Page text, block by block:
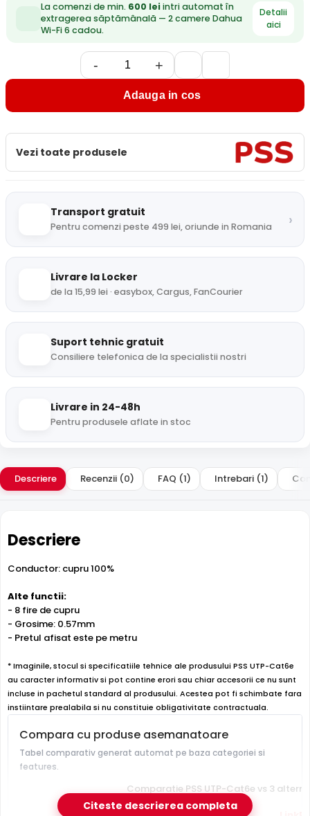
La comenzi de min. 600 leiintri automat în
extragerea săptămânală — 2 camere Dahua
Wi-Fi 6 cadou.
Detalii
aici
- +
Adauga in cos
Vezi toate produsele
Transport gratuit
Pentru comenzi peste 499 lei, oriunde in Romania ›
Livrare la Locker
de la 15,99 lei · easybox, Cargus, FanCourier
Suport tehnic gratuit
Consiliere telefonica de la specialistii nostri
Livrare in 24-48h
Pentru produsele aflate in stoc
Descriere Recenzii (0) FAQ (1) Intrebari (1)
Descriere
Conductor: cupru 100%
Alte functii:
- 8 fire de cupru
- Grosime: 0.57mm
- Pretul afisat este pe metru
* Imaginile, stocul si specificatiile tehnice ale produsului PSS UTP-Cat6e
au caracter informativ si pot contine erori sau chiar accesorii ce nu sunt
incluse in pachetul standard al produsului. Acestea pot fi schimbate fara
instiintare prealabila si nu constituie obligativitate contractuala.
Compara cu produse asemanatoare
Tabel comparativ generat automat pe baza categoriei si
features.
Comparatie PSS UTP-Cat6e vs 3
Dahua
Citeste descrierea completa